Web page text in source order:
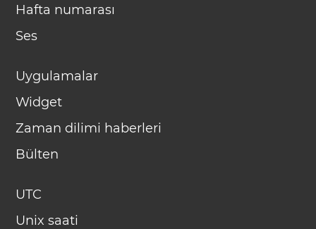
Hafta numarası
Ses
Uygulamalar
Widget
Zaman dilimi haberleri
Bülten
UTC
Unix saati